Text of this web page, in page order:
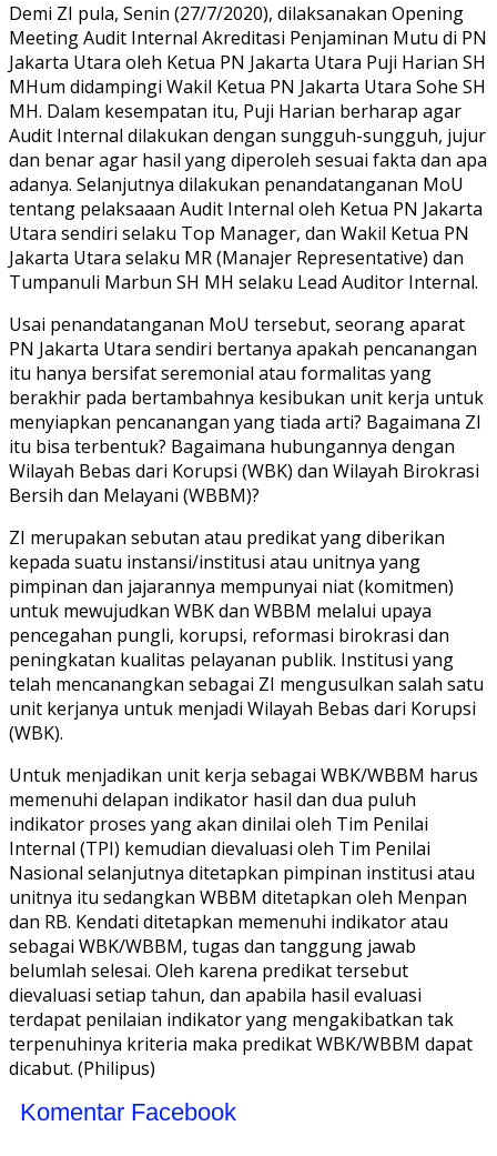
Demi ZI pula, Senin (27/7/2020), dilaksanakan Opening
Meeting Audit Internal Akreditasi Penjaminan Mutu di PN
Jakarta Utara oleh Ketua PN Jakarta Utara Puji Harian SH
MHum didampingi Wakil Ketua PN Jakarta Utara Sohe SH
MH. Dalam kesempatan itu, Puji Harian berharap agar
Audit Internal dilakukan dengan sungguh-sungguh, jujur
dan benar agar hasil yang diperoleh sesuai fakta dan apa
adanya. Selanjutnya dilakukan penandatanganan MoU
tentang pelaksaaan Audit Internal oleh Ketua PN Jakarta
Utara sendiri selaku Top Manager, dan Wakil Ketua PN
Jakarta Utara selaku MR (Manajer Representative) dan
Tumpanuli Marbun SH MH selaku Lead Auditor Internal.
Usai penandatanganan MoU tersebut, seorang aparat
PN Jakarta Utara sendiri bertanya apakah pencanangan
itu hanya bersifat seremonial atau formalitas yang
berakhir pada bertambahnya kesibukan unit kerja untuk
menyiapkan pencanangan yang tiada arti? Bagaimana ZI
itu bisa terbentuk? Bagaimana hubungannya dengan
Wilayah Bebas dari Korupsi (WBK) dan Wilayah Birokrasi
Bersih dan Melayani (WBBM)?
ZI merupakan sebutan atau predikat yang diberikan
kepada suatu instansi/institusi atau unitnya yang
pimpinan dan jajarannya mempunyai niat (komitmen)
untuk mewujudkan WBK dan WBBM melalui upaya
pencegahan pungli, korupsi, reformasi birokrasi dan
peningkatan kualitas pelayanan publik. Institusi yang
telah mencanangkan sebagai ZI mengusulkan salah satu
unit kerjanya untuk menjadi Wilayah Bebas dari Korupsi
(WBK).
Untuk menjadikan unit kerja sebagai WBK/WBBM harus
memenuhi delapan indikator hasil dan dua puluh
indikator proses yang akan dinilai oleh Tim Penilai
Internal (TPI) kemudian dievaluasi oleh Tim Penilai
Nasional selanjutnya ditetapkan pimpinan institusi atau
unitnya itu sedangkan WBBM ditetapkan oleh Menpan
dan RB. Kendati ditetapkan memenuhi indikator atau
sebagai WBK/WBBM, tugas dan tanggung jawab
belumlah selesai. Oleh karena predikat tersebut
dievaluasi setiap tahun, dan apabila hasil evaluasi
terdapat penilaian indikator yang mengakibatkan tak
terpenuhinya kriteria maka predikat WBK/WBBM dapat
dicabut. (Philipus)
Komentar Facebook